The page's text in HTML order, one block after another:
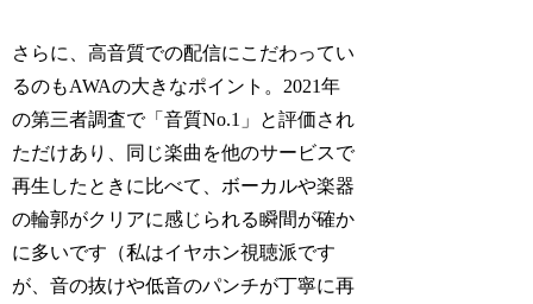
さらに、高音質での配信にこだわってい
るのもAWAの大きなポイント。2021年
の第三者調査で「音質No.1」と評価され
ただけあり、同じ楽曲を他のサービスで
再生したときに比べて、ボーカルや楽器
の輪郭がクリアに感じられる瞬間が確か
に多いです（私はイヤホン視聴派です
が、音の抜けや低音のパンチが丁寧に再